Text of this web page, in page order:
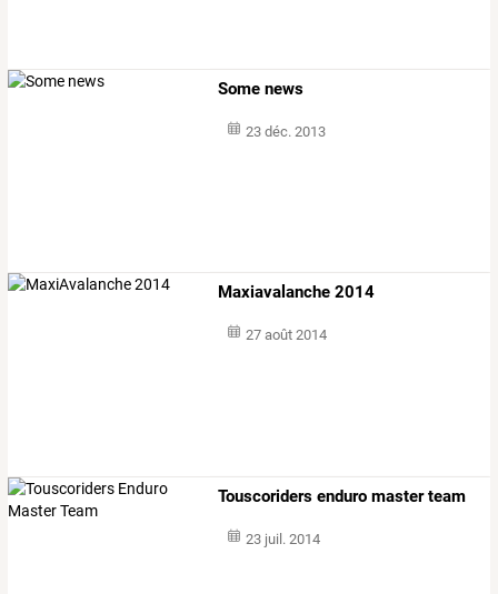
Some news
23 déc. 2013
Maxiavalanche 2014
27 août 2014
Touscoriders enduro master team
23 juil. 2014